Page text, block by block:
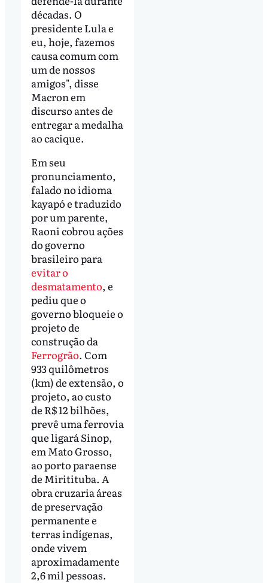
décadas. O
presidente Lula e
eu, hoje, fazemos
causa comum com
um de nossos
amigos", disse
Macron em
discurso antes de
entregar a medalha
ao cacique.
Em seu
pronunciamento,
falado no idioma
kayapó e traduzido
por um parente,
Raoni cobrou ações
do governo
brasileiro para
evitar o
desmatamento, e
pediu que o
governo bloqueie o
projeto de
construção da
Ferrogrão. Com
933 quilômetros
(km) de extensão, o
projeto, ao custo
de R$ 12 bilhões,
prevê uma ferrovia
que ligará Sinop,
em Mato Grosso,
ao porto paraense
de Miritituba. A
obra cruzaria áreas
de preservação
permanente e
terras indígenas,
onde vivem
aproximadamente
2,6 mil pessoas.